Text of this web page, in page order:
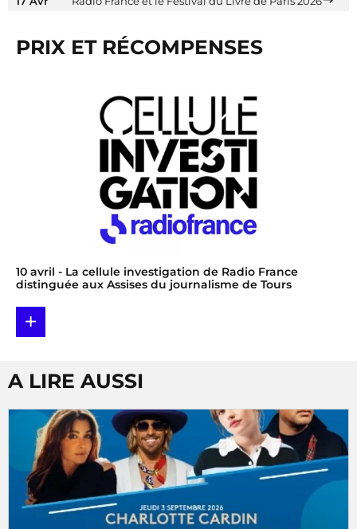
PRIX ET RÉCOMPENSES
10 avril - La cellule investigation de Radio France
distinguée aux Assises du journalisme de Tours
+
A LIRE AUSSI